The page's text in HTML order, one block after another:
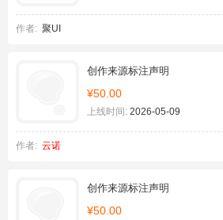
作者: 聚UI
创作来源标注声明
¥50.00
上线时间: 2026-05-09
作者: 云诺
创作来源标注声明
¥50.00